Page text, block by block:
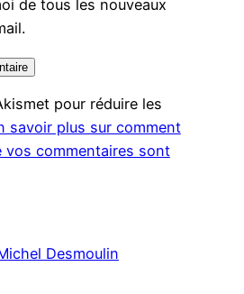
de tous les nouveaux
pour réduire les
savoir plus sur comment
vos commentaires sont
Desmoulin